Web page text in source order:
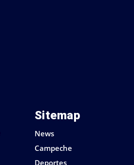
Sitemap
News
Campeche
Deportes